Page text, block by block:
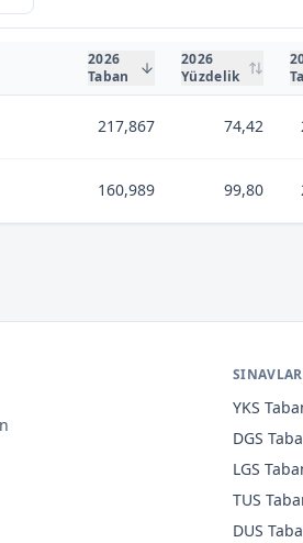
2026
Taban
2026
Yüzdelik
217,867 74,42
160,989 99,80
SINAVLAR
YKS
DGS
LGS
TUS
DUS